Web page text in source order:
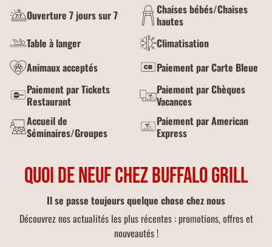
Ouverture 7 jours sur 7
Chaises bébés/Chaises
hautes
Table à langer
Climatisation
Animaux acceptés
Paiement par Carte Bleue
Paiement par Tickets
Restaurant
Paiement par Chèques
Vacances
Accueil de
Séminaires/Groupes
Paiement par American
Express
QUOI DE NEUF CHEZ BUFFALO GRILL
Il se passe toujours quelque chose chez nous
Découvrez nos actualités les plus récentes : promotions, offres et
nouveautés !